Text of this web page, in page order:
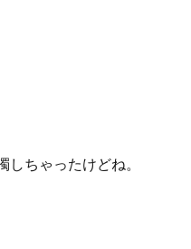
ちゃったけどね。